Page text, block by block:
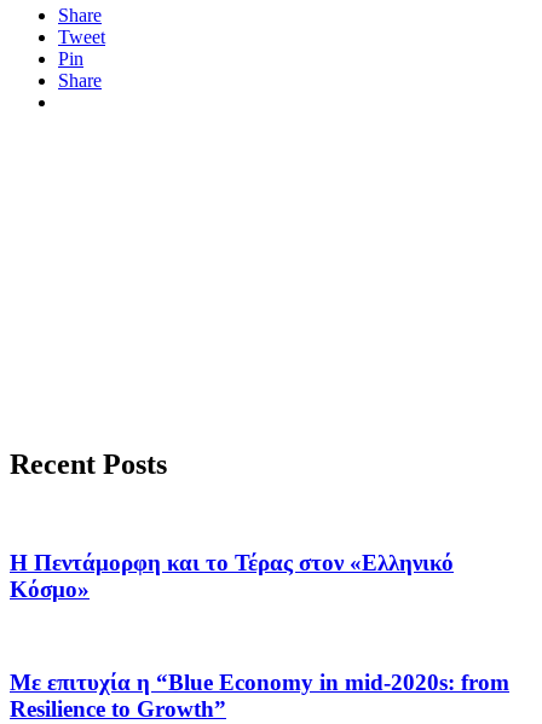
Share
Tweet
Pin
Share
Recent Posts
Η Πεντάμορφη και το Τέρας στον «Ελληνικό
Κόσμο»
Με επιτυχία η “Blue Economy in mid-2020s: from
Resilience to Growth”